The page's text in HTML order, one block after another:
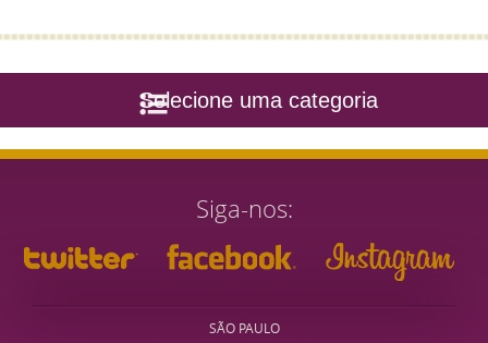
Selecione uma categoria
Siga-nos
SÃO PAULO